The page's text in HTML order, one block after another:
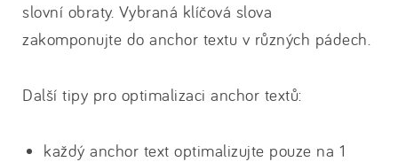
slovní obraty. Vybraná klíčová slova
zakomponujte do anchor textu v různých pádech.
Další tipy pro optimalizaci anchor textů:
každý anchor text optimalizujte pouze na 1